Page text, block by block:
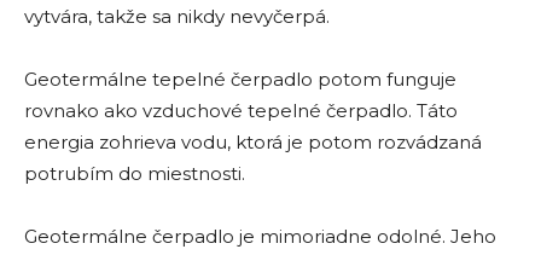
vytvára, takže sa nikdy nevyčerpá.
Geotermálne tepelné čerpadlo potom funguje
rovnako ako vzduchové tepelné čerpadlo. Táto
energia zohrieva vodu, ktorá je potom rozvádzaná
potrubím do miestnosti.
Geotermálne čerpadlo je mimoriadne odolné. Jeho